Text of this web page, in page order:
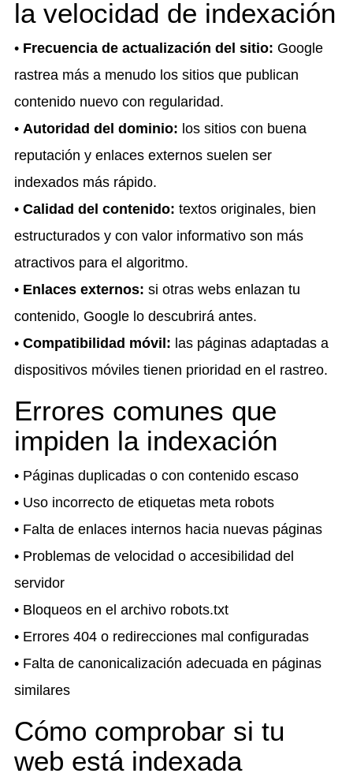
la velocidad de indexación
• Frecuencia de actualización del sitio: Google
rastrea más a menudo los sitios que publican
contenido nuevo con regularidad.
• Autoridad del dominio: los sitios con buena
reputación y enlaces externos suelen ser
indexados más rápido.
• Calidad del contenido: textos originales, bien
estructurados y con valor informativo son más
atractivos para el algoritmo.
• Enlaces externos: si otras webs enlazan tu
contenido, Google lo descubrirá antes.
• Compatibilidad móvil: las páginas adaptadas a
dispositivos móviles tienen prioridad en el rastreo.
Errores comunes que
impiden la indexación
• Páginas duplicadas o con contenido escaso
• Uso incorrecto de etiquetas meta robots
• Falta de enlaces internos hacia nuevas páginas
• Problemas de velocidad o accesibilidad del
servidor
• Bloqueos en el archivo robots.txt
• Errores 404 o redirecciones mal configuradas
• Falta de canonicalización adecuada en páginas
similares
Cómo comprobar si tu
web está indexada